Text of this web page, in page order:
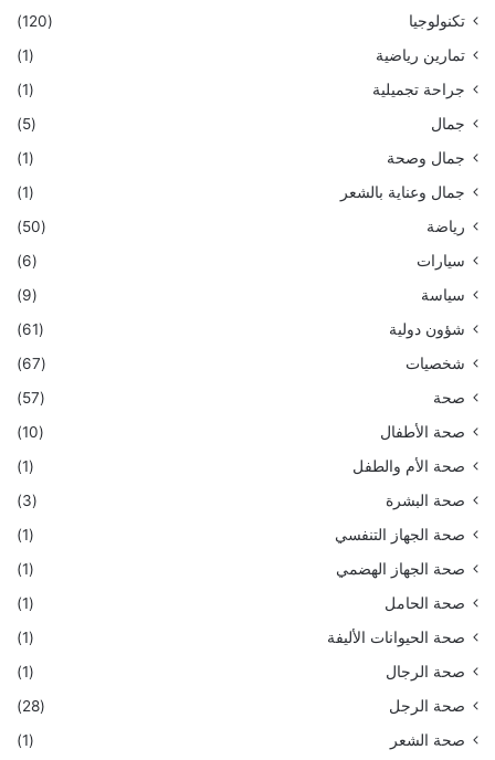
تكنولوجيا
(120)
تمارين رياضية
(1)
جراحة تجميلية
(1)
جمال
(5)
جمال وصحة
(1)
جمال وعناية بالشعر
(1)
رياضة
(50)
سيارات
(6)
سياسة
(9)
شؤون دولية
(61)
شخصيات
(67)
صحة
(57)
صحة الأطفال
(10)
صحة الأم والطفل
(1)
صحة البشرة
(3)
صحة الجهاز التنفسي
(1)
صحة الجهاز الهضمي
(1)
صحة الحامل
(1)
صحة الحيوانات الأليفة
(1)
صحة الرجال
(1)
صحة الرجل
(28)
صحة الشعر
(1)